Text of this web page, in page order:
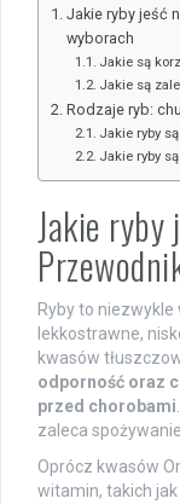
Jakie ryby jeść
wyborach
Jakie są
Jakie są
Rodzaje ryb:
Jakie ryby
Jakie ryby
Jakie ryby
Ryby to niezwykle
lekkostrawne,
kwasów
odporność oraz
przed chorobami
zaleca
Oprócz kwasów
witamin, takich jak